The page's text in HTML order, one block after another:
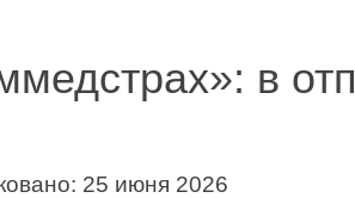
в
25 июня 2026